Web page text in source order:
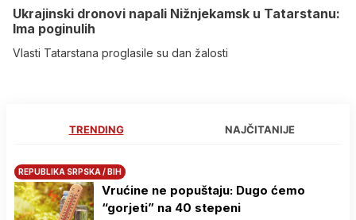
Ukrajinski dronovi napali Nižnjekamsk u Tatarstanu:
Ima poginulih
Vlasti Tatarstana proglasile su dan žalosti
TRENDING NAJČITANIJE
REPUBLIKA SRPSKA / BIH
Vrućine ne popuštaju: Dugo ćemo
“gorjeti” na 40 stepeni